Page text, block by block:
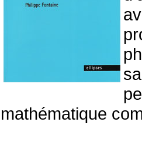
mathématique